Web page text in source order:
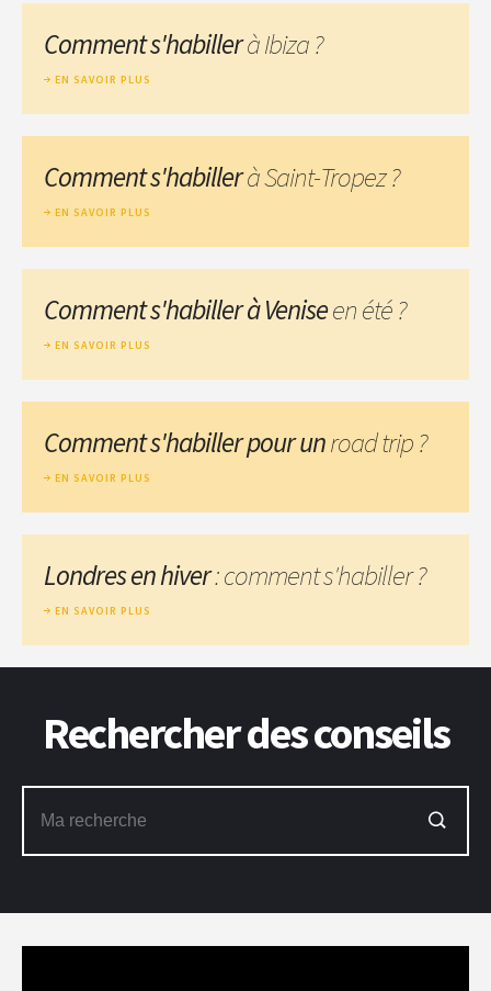
Comment s'habillerà Ibiza ?
EN SAVOIR PLUS
Comment s'habillerà Saint-Tropez ?
EN SAVOIR PLUS
Comment s'habiller à Veniseen été ?
EN SAVOIR PLUS
Comment s'habiller pour unroad trip ?
EN SAVOIR PLUS
Londres en hiver: comment s'habiller ?
EN SAVOIR PLUS
Rechercher des conseils